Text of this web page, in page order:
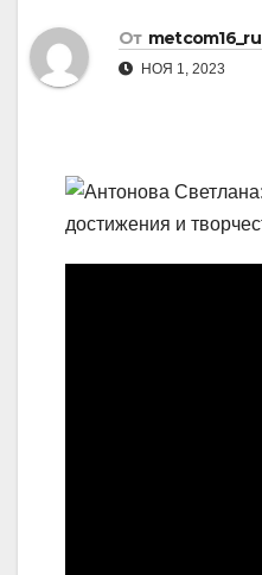
От metcom16_ru
НОЯ 1, 2023